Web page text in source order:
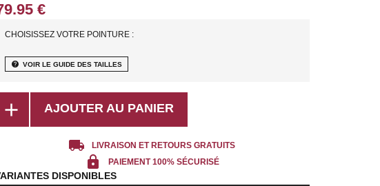
CHOISISSEZ VOTRE POINTURE :
help VOIR LE GUIDE DES TAILLES
add AJOUTER AU PANIER
local_shipping LIVRAISON ET RETOURS GRATUITS
lock PAIEMENT 100% SÉCURISÉ
DISPONIBLES